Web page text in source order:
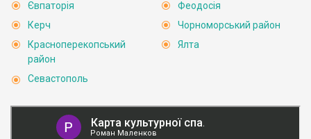
Євпаторія
Керч
Красноперекопський
район
Севастополь
Феодосія
Чорноморський район
Ялта